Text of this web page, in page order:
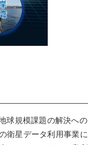
球規模課題の解決への
衛星データ利用事業に